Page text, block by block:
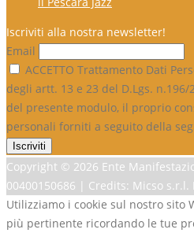
Iscriviti alla nostra newsletter!
Email
ACCETTO Trattamento Dati
degli artt. 13 e 23 del D.Lgs.
del presente modulo, il proprio
personali forniti a seguito della
Copyright © 2026 Ente
00400150686 | Credits: Micso
Utilizziamo i cookie sul nostro sito
più pertinente ricordando le tue